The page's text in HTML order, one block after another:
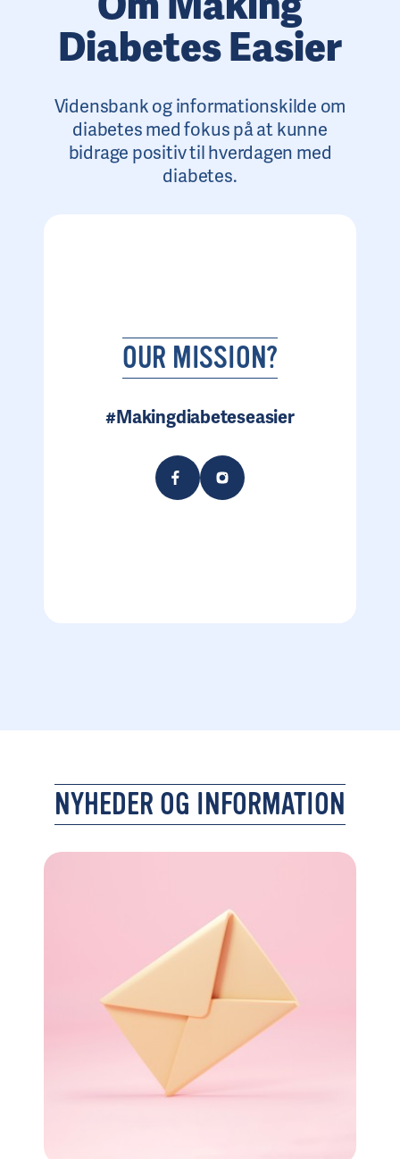
Diabetes Easier
Vidensbank og informationskilde om
diabetes med fokus på at kunne
bidrage positiv til hverdagen med
diabetes.
OUR MISSION?
#Makingdiabeteseasier
NYHEDER OG INFORMATION